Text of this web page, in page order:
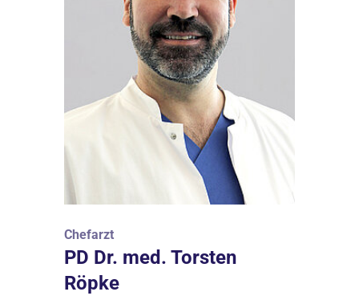
Chefarzt
PD Dr. med. Torsten
Röpke